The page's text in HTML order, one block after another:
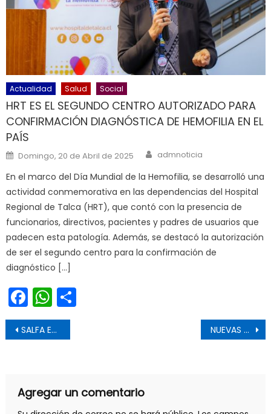
Actualidad Salud Social
HRT ES EL SEGUNDO CENTRO AUTORIZADO PARA
CONFIRMACIÓN DIAGNÓSTICA DE HEMOFILIA EN EL
PAÍS
Posted on
Domingo, 20 de Abril de 2025 Author
admnoticia
En el marco del Día Mundial de la Hemofilia, se desarrolló una
actividad conmemorativa en las dependencias del Hospital
Regional de Talca (HRT), que contó con la presencia de
funcionarios, directivos, pacientes y padres de usuarios que
padecen esta patología. Además, se destacó la autorización
de ser el segundo centro para la confirmación de
diagnóstico […]
Facebook
WhatsApp
Navegación de entradas
SALFA ES PIONERA EN MAQUINARIA MÓVIL 100% ELÉCTRICA NUEVAS CÁMARAS DE SEGURIDAD SERÁN INSTALADAS EN DIVERSOS SECTORES DE MAULE
Agregar un comentario